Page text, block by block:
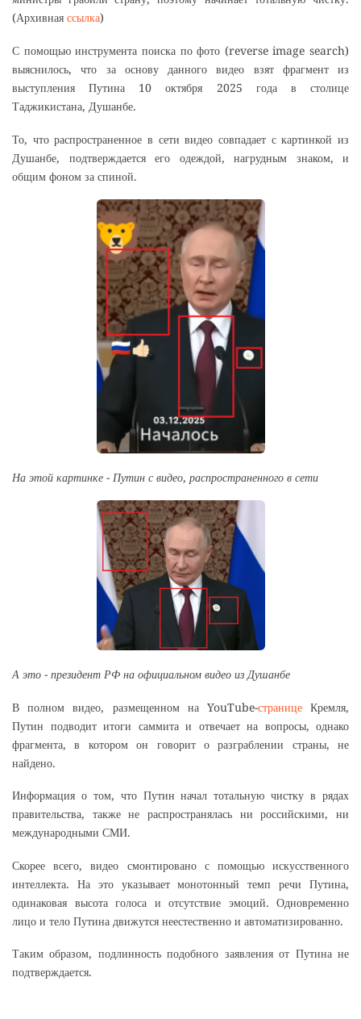
(Архивная ссылка)
С помощью инструмента поиска по фото (reverse image search)
выяснилось, что за основу данного видео взят фрагмент из
выступления Путина 10 октября 2025 года в столице
Таджикистана, Душанбе.
То, что распространенное в сети видео совпадает с картинкой из
Душанбе, подтверждается его одеждой, нагрудным знаком, и
общим фоном за спиной.
На этой картинке - Путин с видео, распространенного в сети
А это - президент РФ на официальном видео из Душанбе
В полном видео, размещенном на YouTube-страницеКремля,
Путин подводит итоги саммита и отвечает на вопросы, однако
фрагмента, в котором он говорит о разграблении страны, не
найдено.
Информация о том, что Путин начал тотальную чистку в рядах
правительства, также не распространялась ни российскими, ни
международными СМИ.
Скорее всего, видео смонтировано с помощью искусственного
интеллекта. На это указывает монотонный темп речи Путина,
одинаковая высота голоса и отсутствие эмоций. Одновременно
лицо и тело Путина движутся неестественно и автоматизированно.
Таким образом, подлинность подобного заявления от Путина не
подтверждается.